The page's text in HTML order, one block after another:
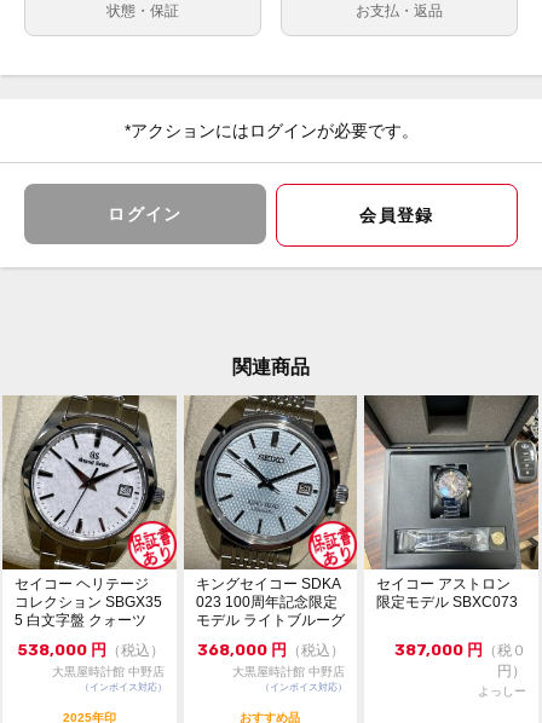
ブレスレット調整の施されている未使用品のお品物で
す。
コメント
グランドセイコーからエレガンスコレクション
雰囲気です。
37.3mmのケースが腕になじむサイズ感で、直近印の未
使用品のお品物の為気持ちよくご愛用いただけます。ぜ
ひご検討くださいませ。
スペック
日常生活用防水
※店頭でも販売をしておりますので、売り切れの際はご
了承ください。
ご来店前に在庫の有無のご確認をお勧めします。
※価格に関してのお問い合わせはメッセージでご質問頂
いてもお答えしておりません。直接店頭へお問い合わせ
ください。
お問い合わせ先
大黒屋 時計館中野店
TEL:03-5318-5250
状態・保証 お支払・返品
*アクションにはログインが必要です。
ログイン 会員登録
関連商品
セイコー ヘリテージ
コレクション SBGX35
5 白文字盤 クォーツ
538,000 円 （税込）
大黒屋時計館 中野店
（インボイス対応）
2025年印
キングセイコー SDKA
023 100周年記念限定
モデル ライトブルーグ
368,000 円 （税込）
大黒屋時計館 中野店
（インボイス対応）
おすすめ品
セイコー アストロン
限定モデル SBXC073
387,000 円
（税０
円）
よっしー